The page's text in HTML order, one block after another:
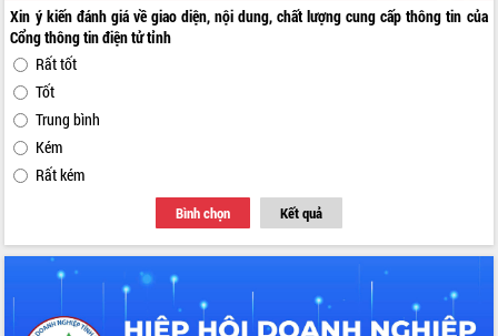
Xin ý kiến đánh giá về giao diện, nội dung, chất lượng cung cấp thông tin của
Cổng thông tin điện tử tỉnh
Rất tốt
Tốt
Trung bình
Kém
Rất kém
Bình chọn Kết quả